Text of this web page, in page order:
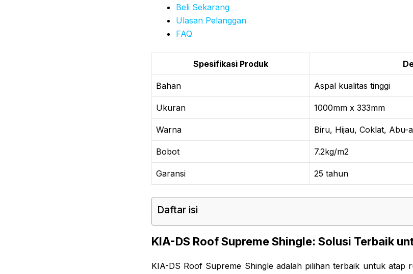
Beli Sekarang
Ulasan Pelanggan
FAQ
Spesifikasi Produk
Bahan Aspal kualitas tinggi
Ukuran 1000mm x 333mm
Warna Biru, Hijau, Coklat, Abu-
Bobot 7.2kg/m2
Garansi 25 tahun
Daftar isi
KIA-DS Roof Supreme Shingle: Solusi Terbaik
KIA-DS Roof Supreme Shingle adalah pilihan terbaik untuk atap